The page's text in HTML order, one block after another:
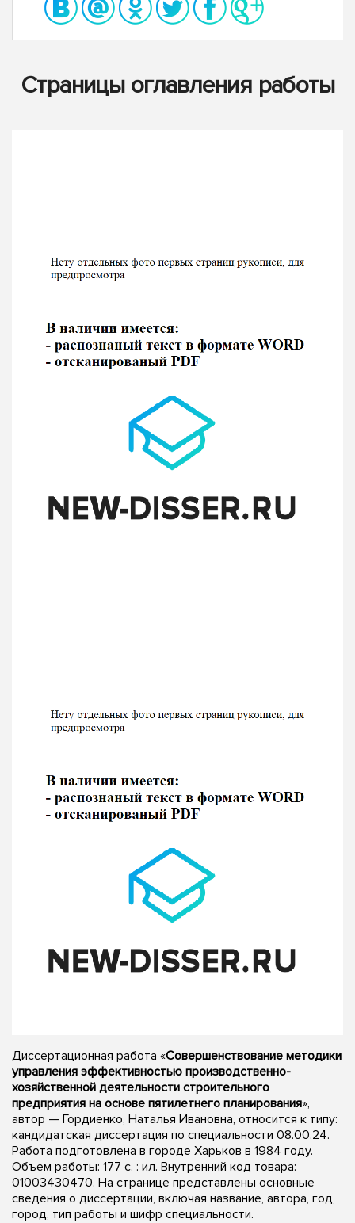
Страницы оглавления работы
Диссертационная работа «Совершенствование методики
управления эффективностью производственно-
хозяйственной деятельности строительного
предприятия на основе пятилетнего планирования»,
автор — Гордиенко, Наталья Ивановна, относится к типу:
кандидатская диссертация по специальности 08.00.24.
Работа подготовлена в городе Харьков в 1984 году.
Объем работы: 177 c. : ил. Внутренний код товара:
01003430470. На странице представлены основные
сведения о диссертации, включая название, автора, год,
город, тип работы и шифр специальности.